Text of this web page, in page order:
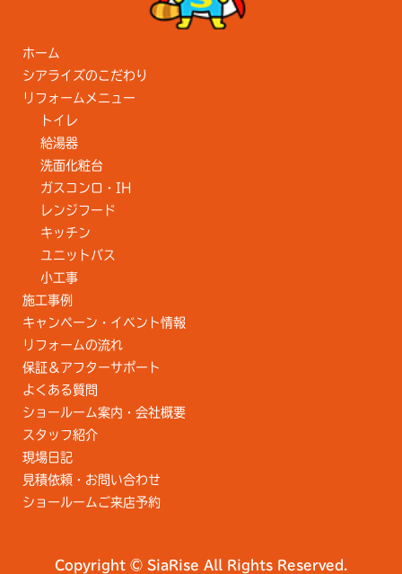
ホーム
シアライズのこだわり
リフォームメニュー
トイレ
給湯器
洗面化粧台
ガスコンロ・IH
レンジフード
キッチン
ユニットバス
小工事
施工事例
キャンペーン・イベント情報
リフォームの流れ
保証＆アフターサポート
よくある質問
ショールーム案内・会社概要
スタッフ紹介
現場日記
見積依頼・お問い合わせ
ショールームご来店予約
Copyright © SiaRise All Rights Reserved.